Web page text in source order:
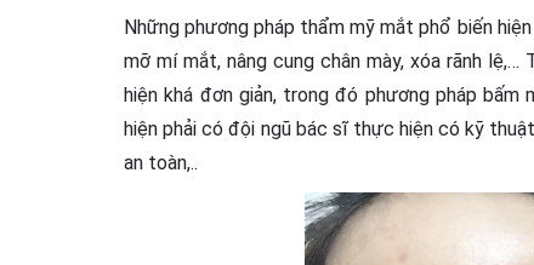
Những phương pháp thẩm mỹ mắt phổ biến
mỡ mí mắt, nâng cung chân mày, xóa rãnh
hiện khá đơn giản, trong đó phương pháp
hiện phải có đội ngũ bác sĩ thực hiện có kỹ
an toàn,..